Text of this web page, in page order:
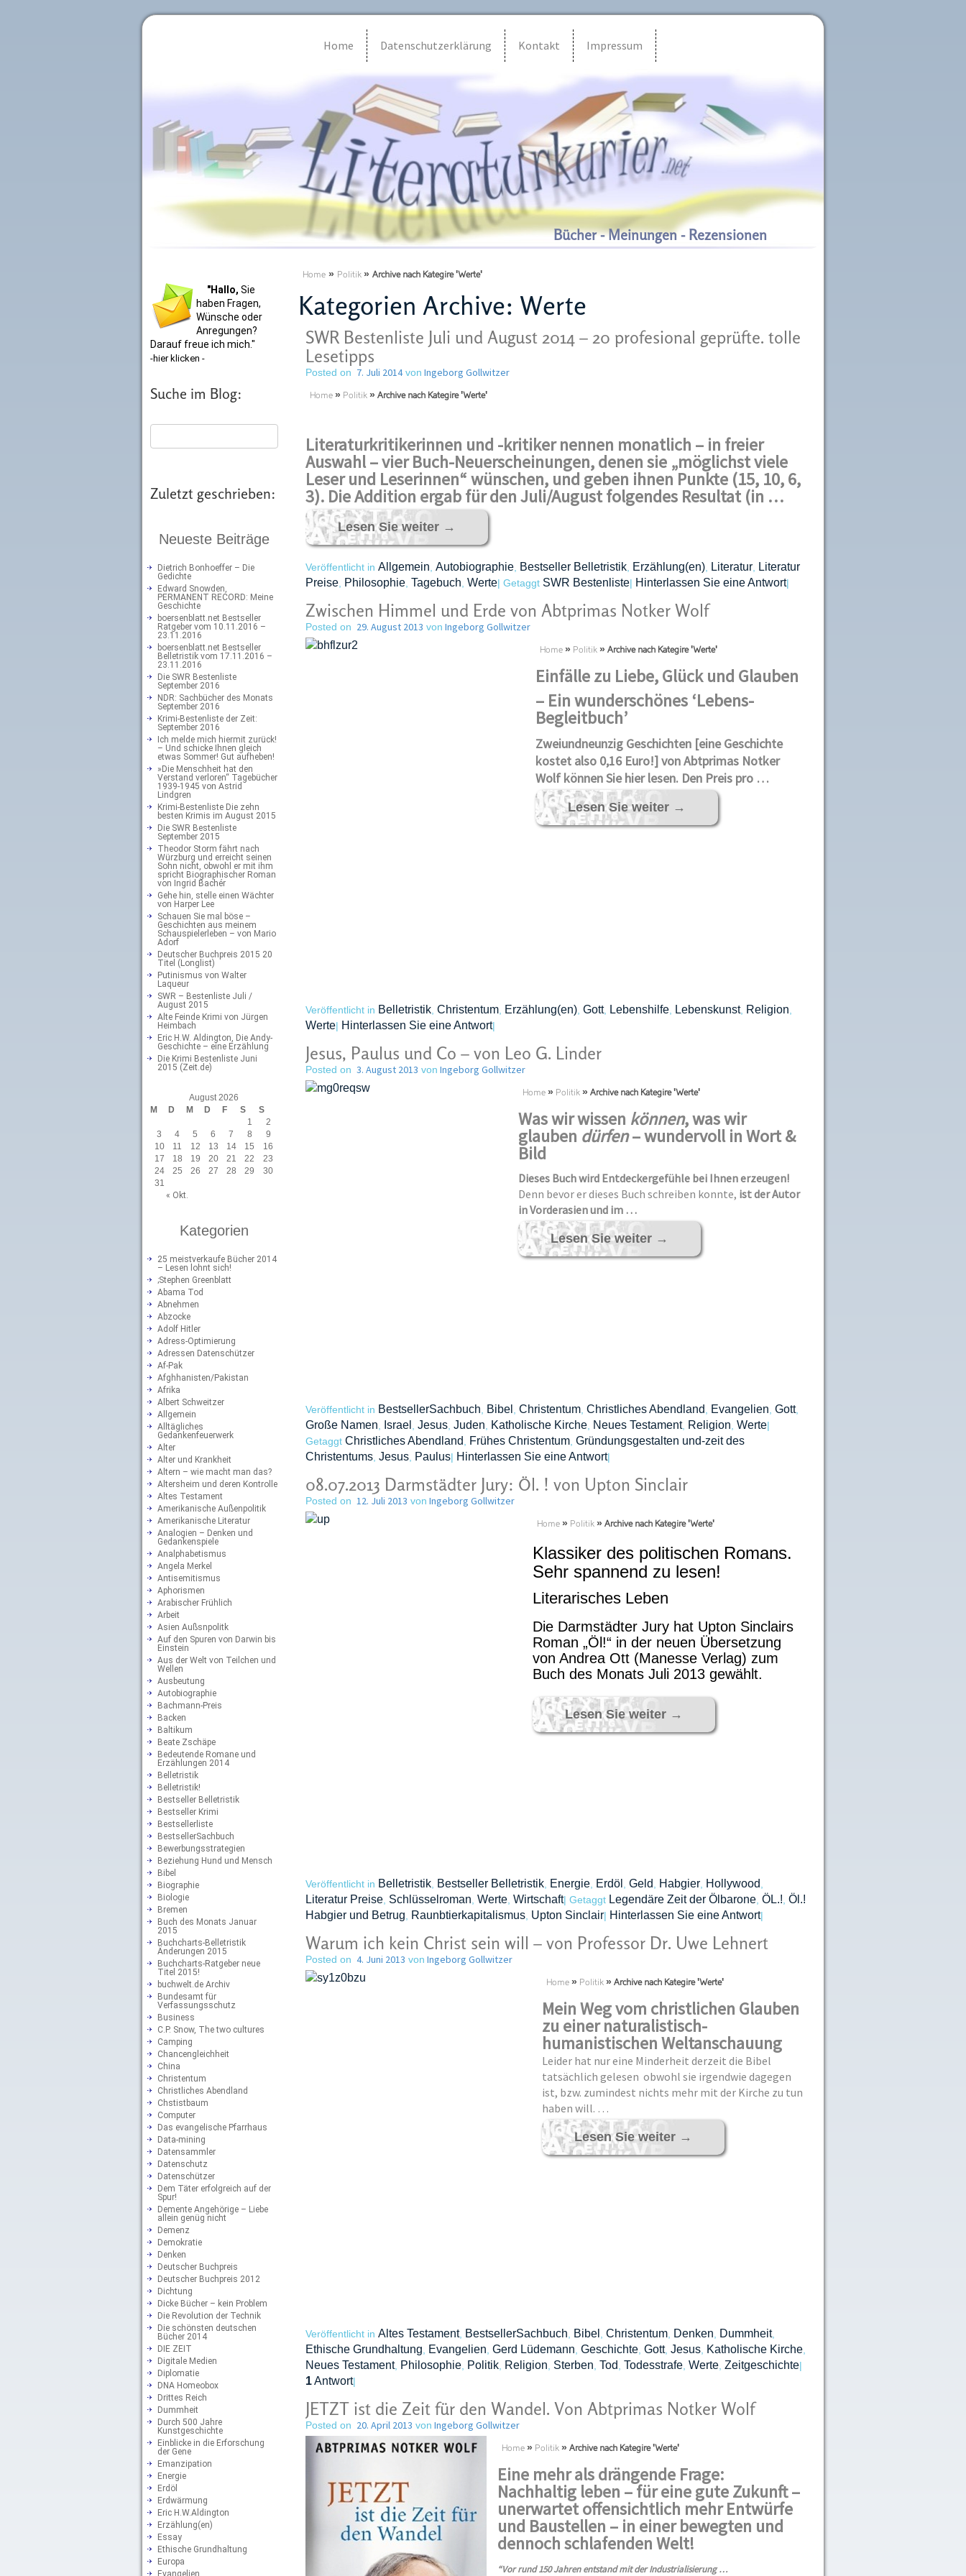
Home Datenschutzerklärung Kontakt Impressum
Bücher - Meinungen - Rezensionen
"Hallo, Sie
haben Fragen,
Wünsche oder
Anregungen?
Darauf freue ich mich."
-hier klicken -
Suche im Blog:
Zuletzt geschrieben:
Neueste Beiträge
Dietrich Bonhoeffer – Die
Gedichte
Edward Snowden,
PERMANENT RECORD: Meine
Geschichte
boersenblatt.net Bestseller
Ratgeber vom 10.11.2016 –
23.11.2016
boersenblatt.net Bestseller
Belletristik vom 17.11.2016 –
23.11.2016
Die SWR Bestenliste
September 2016
NDR: Sachbücher des Monats
September 2016
Krimi-Bestenliste der Zeit:
September 2016
Ich melde mich hiermit zurück!
– Und schicke Ihnen gleich
etwas Sommer! Gut aufheben!
»Die Menschheit hat den
Verstand verloren“ Tagebücher
1939-1945 von Astrid
Lindgren
Krimi-Bestenliste Die zehn
besten Krimis im August 2015
Die SWR Bestenliste
September 2015
Theodor Storm fährt nach
Würzburg und erreicht seinen
Sohn nicht, obwohl er mit ihm
spricht Biographischer Roman
von Ingrid Bachér
Gehe hin, stelle einen Wächter
von Harper Lee
Schauen Sie mal böse –
Geschichten aus meinem
Schauspielerleben – von Mario
Adorf
Deutscher Buchpreis 2015 20
Titel (Longlist)
Putinismus von Walter
Laqueur
SWR – Bestenliste Juli /
August 2015
Alte Feinde Krimi von Jürgen
Heimbach
Eric H.W. Aldington, Die Andy-
Geschichte – eine Erzählung
Die Krimi Bestenliste Juni
2015 (Zeit.de)
August 2026
M
D M D F S S
« Okt.
1
2
3
4 5 6 7 8
9
10
11 12 13 14 15
16
17
18 19 20 21 22
23
24
25 26 27 28 29
30
31
Kategorien
25 meistverkaufe Bücher 2014
– Lesen lohnt sich!
;Stephen Greenblatt
Abama Tod
Abnehmen
Abzocke
Adolf Hitler
Adress-Optimierung
Adressen Datenschützer
Af-Pak
Afghhanisten/Pakistan
Afrika
Albert Schweitzer
Allgemein
Alltägliches
Gedankenfeuerwerk
Alter
Alter und Krankheit
Altern – wie macht man das?
Altersheim und deren Kontrolle
Altes Testament
Amerikanische Außenpolitik
Amerikanische Literatur
Analogien – Denken und
Gedankenspiele
Analphabetismus
Angela Merkel
Antisemitismus
Aphorismen
Arabischer Frühlich
Arbeit
Asien Außsnpolitk
Auf den Spuren von Darwin bis
Einstein
Aus der Welt von Teilchen und
Wellen
Ausbeutung
Autobiographie
Bachmann-Preis
Backen
Baltikum
Beate Zschäpe
Bedeutende Romane und
Erzählungen 2014
Belletristik
Belletristik!
Bestseller Belletristik
Bestseller Krimi
Bestsellerliste
BestsellerSachbuch
Bewerbungsstrategien
Beziehung Hund und Mensch
Bibel
Biographie
Biologie
Bremen
Buch des Monats Januar
2015
Buchcharts-Belletristik
Änderungen 2015
Buchcharts-Ratgeber neue
Titel 2015!
buchwelt.de Archiv
Bundesamt für
Verfassungsschutz
Business
C.P. Snow, The two cultures
Camping
Chancengleichheit
China
Christentum
Christliches Abendland
Chstistbaum
Computer
Das evangelische Pfarrhaus
Data-mining
Datensammler
Datenschutz
Datenschützer
Dem Täter erfolgreich auf der
Spur!
Demente Angehörige – Liebe
allein genüg nicht
Demenz
Demokratie
Denken
Deutscher Buchpreis
Deutscher Buchpreis 2012
Dichtung
Dicke Bücher – kein Problem
Die Revolution der Technik
Die schönsten deutschen
Bücher 2014
DIE ZEIT
Digitale Medien
Diplomatie
DNA Homeobox
Drittes Reich
Dummheit
Durch 500 Jahre
Kunstgeschichte
Einblicke in die Erforschung
der Gene
Emanzipation
Energie
Erdöl
Erdwärmung
Eric H.W.Aldington
Erzählung(en)
Essay
Ethische Grundhaltung
Europa
Evangelien
Home » Politik» Archive nach Kategire 'Werte'
Kategorien Archive: Werte
SWR Bestenliste Juli und August 2014 – 20 profesional geprüfte. tolle
Lesetipps
Posted on 7. Juli 2014von Ingeborg Gollwitzer
Home » Politik» Archive nach Kategire 'Werte'
Literaturkritikerinnen und -kritiker nennen monatlich – in freier
Auswahl – vier Buch-Neuerscheinungen, denen sie „möglichst viele
Leser und Leserinnen“ wünschen, und geben ihnen Punkte (15, 10, 6,
3). Die Addition ergab für den Juli/August folgendes Resultat (in …
Lesen Sie weiter →
Veröffentlicht in Allgemein Autobiographie, Bestseller Belletristik, Erzählung(en), Literatur,
Literatur
Preise, Philosophie, Tagebuch Werte| Getaggt SWR Bestenliste| Hinterlassen Sie eine Antwort|
Zwischen Himmel und Erde von Abtprimas Notker Wolf
Posted on 29. August 2013 von Ingeborg Gollwitzer
Home » Politik» Archive nach Kategire 'Werte'
Einfälle zu Liebe, Glück und Glauben
– Ein wunderschönes ‘Lebens-
Begleitbuch’
Zweiundneunzig Geschichten [eine Geschichte
kostet also 0,16 Euro!] von Abtprimas Notker
Wolf können Sie hier lesen. Den Preis pro …
Lesen Sie weiter →
Veröffentlicht in Belletristik, Christentum, Erzählung(en), Gott, Lebenshilfe, Lebenskunst, Religion
Werte| Hinterlassen Sie eine Antwort|
Jesus, Paulus und Co – von Leo G. Linder
Posted on 3. August 2013 von Ingeborg Gollwitzer
Home » Politik» Archive nach Kategire 'Werte'
Was wir wissen können, was wir
glauben dürfen– wundervoll in Wort &
Bild
Dieses Buch wird Entdeckergefühle bei Ihnen erzeugen!
Denn bevor er dieses Buch schreiben konnte, ist der Autor
in Vorderasien und im …
Lesen Sie weiter →
Veröffentlicht in BestsellerSachbuch Bibel Christentum, Christliches Abendland Evangelien Gott,
Große Namen Israel Jesus, Juden Katholische Kirche, Neues Testament, Religion Werte|
Getaggt Christliches Abendland Frühes Christentum, Gründungsgestalten und-zeit des
Christentums, Jesus, Paulus| Hinterlassen Sie eine Antwort|
08.07.2013 Darmstädter Jury: Öl. ! von Upton Sinclair
Posted on 12. Juli 2013 von Ingeborg Gollwitzer
Home » Politik» Archive nach Kategire 'Werte'
Klassiker des politischen Romans.
Sehr spannend zu lesen!
Literarisches Leben
Die Darmstädter Jury hat Upton Sinclairs
Roman „Öl!“ in der neuen Übersetzung
von Andrea Ott (Manesse Verlag) zum
Buch des Monats Juli 2013 gewählt.
Lesen Sie weiter →
Veröffentlicht in Belletristik, Bestseller Belletristik, Energie, Erdöl Geld Habgier, Hollywood
Literatur Preise, Schlüsselroman Werte, Wirtschaft| Getaggt Legendäre Zeit der Ölbarone, ÖL.! Öl.!
Habgier und Betrug
Raunbtierkapitalismus, Upton Sinclair| Hinterlassen Sie eine Antwort|
Warum ich kein Christ sein will – von Professor Dr. Uwe Lehnert
Posted on 4. Juni 2013 von Ingeborg Gollwitzer
Home » Politik» Archive nach Kategire 'Werte'
Mein Weg vom christlichen Glauben
zu einer naturalistisch-
humanistischen Weltanschauung
Leider hat nur eine Minderheit derzeit die Bibel
tatsächlich gelesen obwohl sie irgendwie dagegen
ist, bzw. zumindest nichts mehr mit der Kirche zu tun
haben will. …
Lesen Sie weiter →
Veröffentlicht in Altes Testament, BestsellerSachbuch Bibel Christentum, Denken Dummheit,
Ethische Grundhaltung Evangelien Gerd Lüdemann Geschichte, Gott, Jesus, Katholische Kirche,
Neues Testament, Philosophie, Politik, Religion Sterben Tod Todesstrafe, Werte, Zeitgeschichte|
1Antwort|
JETZT ist die Zeit für den Wandel. Von Abtprimas Notker Wolf
Posted on 20. April 2013 von Ingeborg Gollwitzer
Home » Politik» Archive nach Kategire 'Werte'
Eine mehr als drängende Frage:
Nachhaltig leben – für eine gute Zukunft –
unerwartet offensichtlich mehr Entwürfe
und Baustellen – in einer bewegten und
dennoch schlafenden Welt!
“Vor rund 150 Jahren entstand mit der Industrialisierung …